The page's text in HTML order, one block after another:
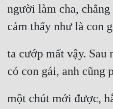
người làm cha,
cảm thấy như là con
ta cướp mất vậy. Sau
có con gái, anh cũng
một chút mới được,